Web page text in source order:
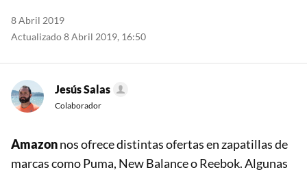
8 Abril 2019
Actualizado 8 Abril 2019, 16:50
Jesús Salas
Colaborador
Amazonnos ofrece distintas ofertas en zapatillas de
marcas como Puma, New Balance o Reebok. Algunas